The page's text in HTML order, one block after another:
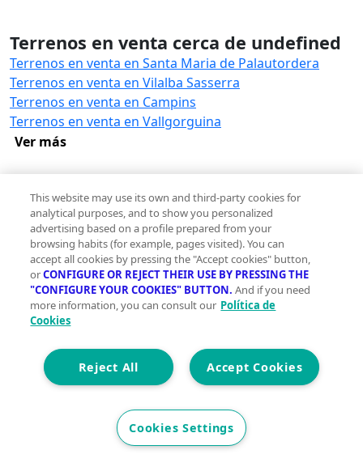
Terrenos en venta cerca de undefined
Terrenos en venta en Santa Maria de Palautordera
Terrenos en venta en Vilalba Sasserra
Terrenos en venta en Campins
Terrenos en venta en Vallgorguina
Ver más
Descubre más terrenos en Santa Maria
de Palautordera
Terrenos en venta en El Temple, Santa Maria de
Palautordera
Otros inmuebles en venta en San
Celoní
Pisos en venta en San Celoní
Locales en venta en San Celoní
Oficinas en venta en San Celoní
Naves industriales en venta en San Celoní
Garajes en venta en San Celoní
This website may use its own and third-party cookies for
analytical purposes, and to show you personalized
advertising based on a profile prepared from your
browsing habits (for example, pages visited). You can
accept all cookies by pressing the "Accept cookies" button,
orCONFIGURE OR REJECT THEIR USE BY PRESSING THE
"CONFIGURE YOUR COOKIES" BUTTON. And if you need
more information, you can consult our Política de
Cookies
Accept Cookies
Reject All
Cookies Settings